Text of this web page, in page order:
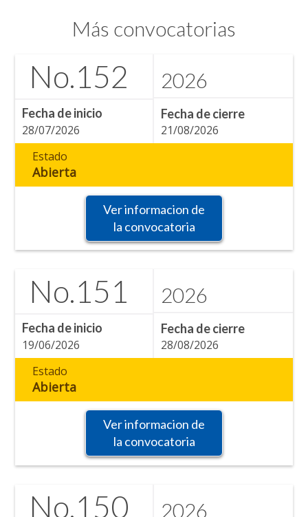
Más convocatorias
No.152 2026
Fecha de inicio
28/07/2026
Fecha de cierre
21/08/2026
Estado
Abierta
Ver informacion de
la convocatoria
No.151 2026
Fecha de inicio
19/06/2026
Fecha de cierre
28/08/2026
Estado
Abierta
Ver informacion de
la convocatoria
No.150 2026